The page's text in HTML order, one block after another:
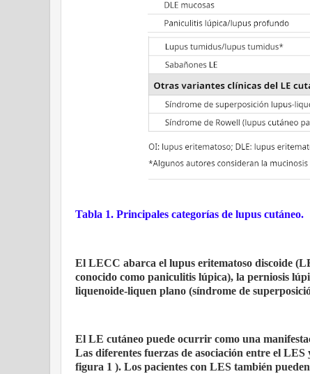
Tabla 1. Principales categorías de lupus cutáneo.
El LECC abarca el lupus eritematoso discoide
conocido como paniculitis lúpica), la perniosis
liquenoide-liquen plano (síndrome de
El LE cutáneo puede ocurrir como una
Las diferentes fuerzas de asociación entre el
figura 1 ). Los pacientes con LES también